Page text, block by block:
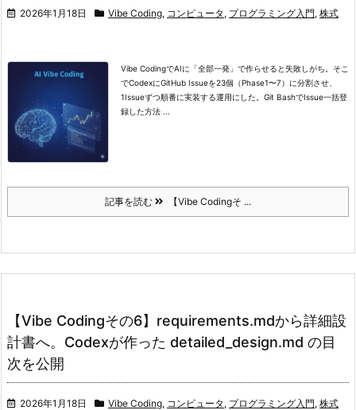
2026年1月18日 Vibe Coding, コンピュータ , プログラミング入門, 株式
Vibe CodingでAIに「全部一発」で作らせると失敗しがち。そこ
でCodexにGitHub Issueを23個（Phase1〜7）に分割させ、
1Issueずつ順番に実装する運用にした。Git BashでIssue一括登
録した方法 ...
記事を読む 【Vibe Codingそ ...
【Vibe Codingその6】requirements.mdから詳細設
計書へ。Codexが作った detailed_design.md の目
次を公開
2026年1月18日 Vibe Coding, コンピュータ , プログラミング入門, 株式